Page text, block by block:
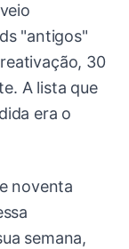
"antigos"
30
A lista que
era o
noventa
semana,